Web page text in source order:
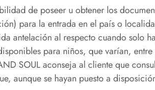
de poseer u obtener los
para la entrada en el país o
antelación al respecto cuando solo
para niños, que varían,
SOUL aconseja al cliente que
aunque se hayan puesto a